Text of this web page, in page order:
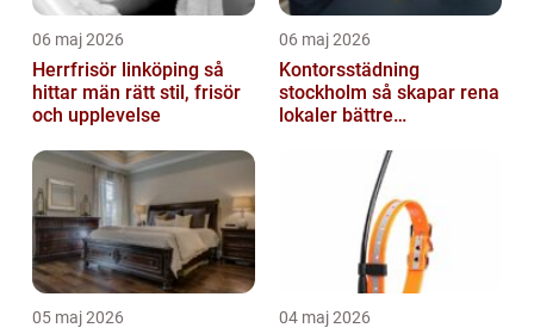
06 maj 2026
Herrfrisör linköping så
hittar män rätt stil, frisör
och upplevelse
06 maj 2026
Kontorsstädning
stockholm så skapar rena
lokaler bättre
05 maj 2026 04 maj 2026